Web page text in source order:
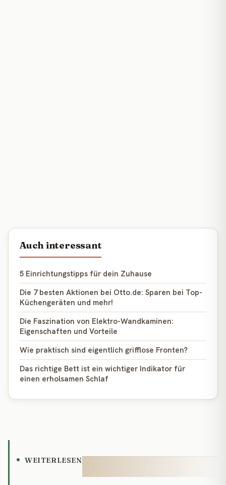
Auch interessant
5 Einrichtungstipps für dein Zuhause
Die 7 besten Aktionen bei Otto.de: Sparen bei Top-
Küchengeräten und mehr!
Die Faszination von Elektro-Wandkaminen:
Eigenschaften und Vorteile
Wie praktisch sind eigentlich grifflose Fronten?
Das richtige Bett ist ein wichtiger Indikator für
einen erholsamen Schlaf
WEITERLESEN